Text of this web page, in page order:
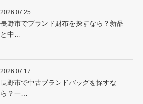
2026.07.25
長野市でブランド財布を探すなら？新品
と中…
2026.07.17
長野市で中古ブランドバッグを探すな
ら？一…